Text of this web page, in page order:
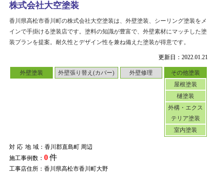
更新日：2022.01.21
外壁塗装 外壁張り替え(カバー) 外壁修理
その他塗装
屋根塗装
樋塗装
外構・エクス
テリア塗装
室内塗装
対応地域：香川郡直島町 周辺
施工事例数： 0件
工事店住所：香川県高松市香川町大野
株式会社大空塗装
香川県高松市香川町の株式会社大空塗装は、外壁塗装、シーリング塗装をメ
インで手掛ける塗装店です。塗料の知識が豊富で、外壁素材にマッチした塗
装プランを提案。耐久性とデザイン性を兼ね備えた塗装が得意です。